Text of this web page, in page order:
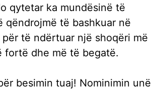
qytetar ka mundësinë të
qëndrojmë të bashkuar në
të ndërtuar një shoqëri më
fortë dhe më të begatë.
besimin tuaj! Nominimin unë